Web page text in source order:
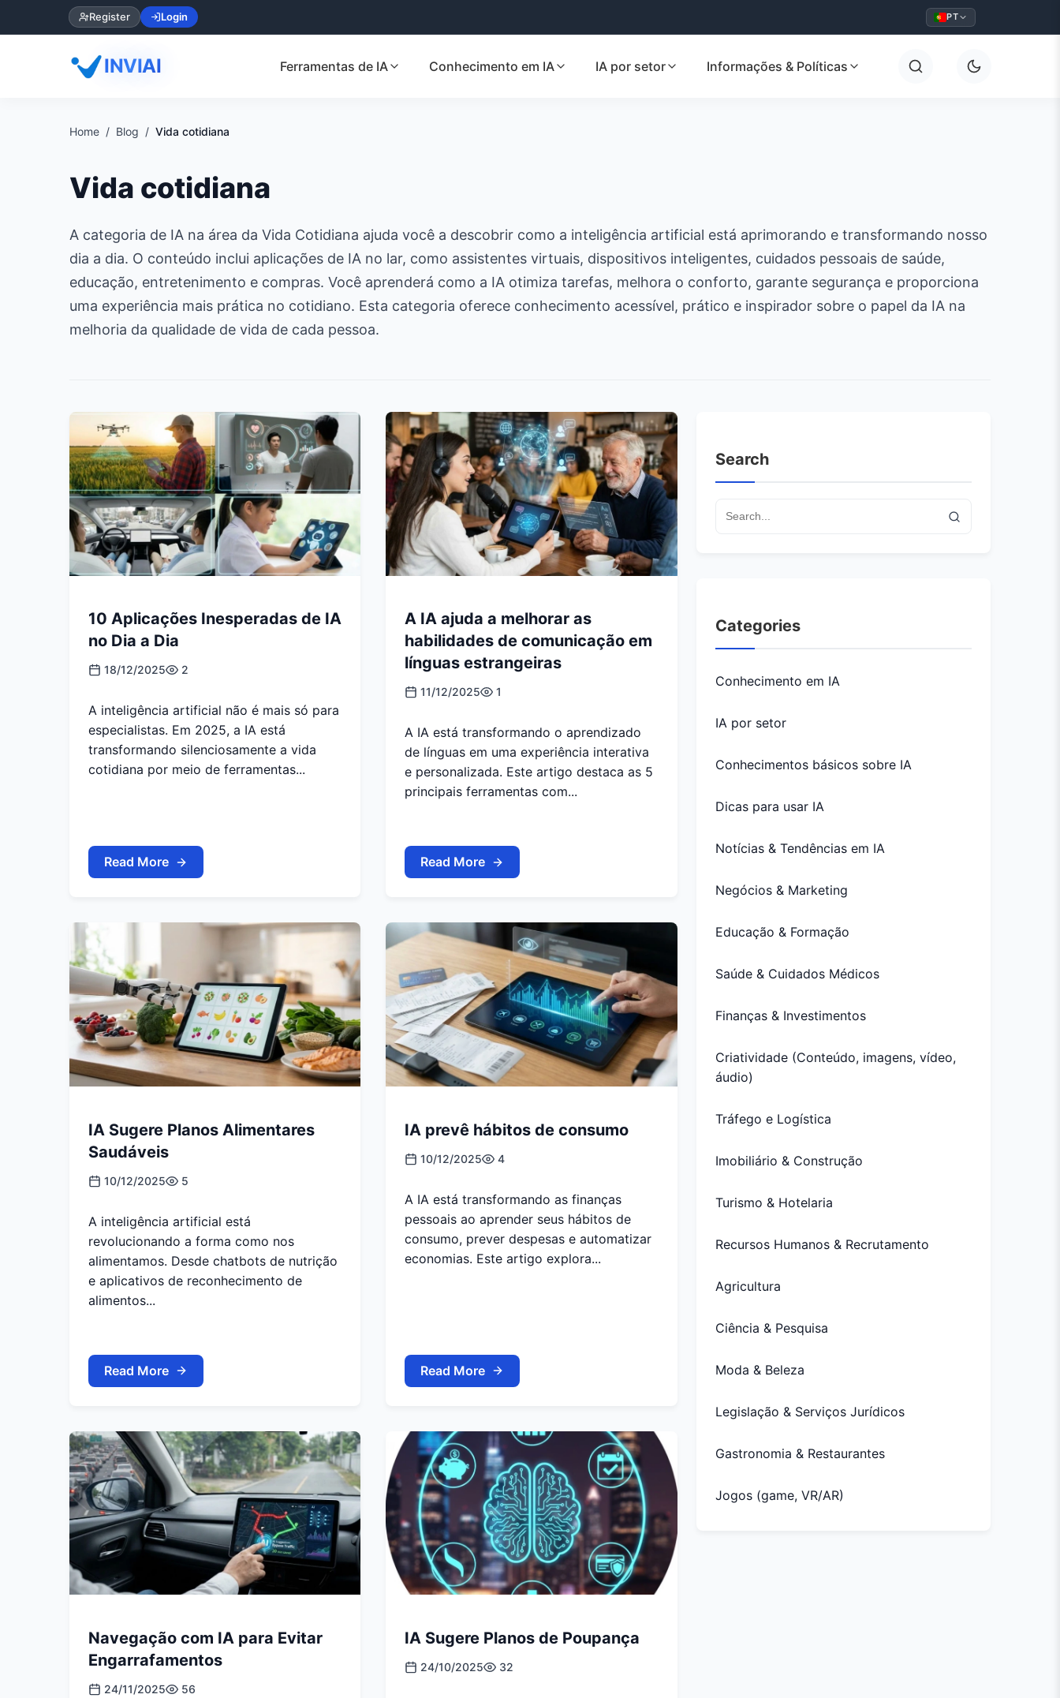
Register Login PT
INVIAI Ferramentas de IA Conhecimento em IA IA por setor Informações & Políticas
Home Blog Vida cotidiana
Vida cotidiana
A categoria de IA na área da Vida Cotidiana ajuda você a descobrir como a inteligência artificial está aprimorando e transformando nosso
dia a dia. O conteúdo inclui aplicações de IA no lar, como assistentes virtuais, dispositivos inteligentes, cuidados pessoais de saúde,
educação, entretenimento e compras. Você aprenderá como a IA otimiza tarefas, melhora o conforto, garante segurança e proporciona
uma experiência mais prática no cotidiano. Esta categoria oferece conhecimento acessível, prático e inspirador sobre o papel da IA na
melhoria da qualidade de vida de cada pessoa.
10 Aplicações Inesperadas de IA
no Dia a Dia
18/12/2025 2
A inteligência artificial não é mais só para
especialistas. Em 2025, a IA está
transformando silenciosamente a vida
cotidiana por meio de ferramentas...
Read More
A IA ajuda a melhorar as
habilidades de comunicação em
línguas estrangeiras
11/12/2025 1
A IA está transformando o aprendizado
de línguas em uma experiência interativa
e personalizada. Este artigo destaca as 5
principais ferramentas com...
Read More
IA Sugere Planos Alimentares
Saudáveis
10/12/2025 5
A inteligência artificial está
revolucionando a forma como nos
alimentamos. Desde chatbots de nutrição
e aplicativos de reconhecimento de
alimentos...
Read More
IA prevê hábitos de consumo
10/12/2025 4
A IA está transformando as finanças
pessoais ao aprender seus hábitos de
consumo, prever despesas e automatizar
economias. Este artigo explora...
Read More
Navegação com IA para Evitar
Engarrafamentos
24/11/2025 56
IA Sugere Planos de Poupança
24/10/2025 32
Search
Categories
Conhecimento em IA
IA por setor
Conhecimentos básicos sobre IA
Dicas para usar IA
Notícias & Tendências em IA
Negócios & Marketing
Educação & Formação
Saúde & Cuidados Médicos
Finanças & Investimentos
Criatividade (Conteúdo, imagens, vídeo,
áudio)
Tráfego e Logística
Imobiliário & Construção
Turismo & Hotelaria
Recursos Humanos & Recrutamento
Agricultura
Ciência & Pesquisa
Moda & Beleza
Legislação & Serviços Jurídicos
Gastronomia & Restaurantes
Jogos (game, VR/AR)